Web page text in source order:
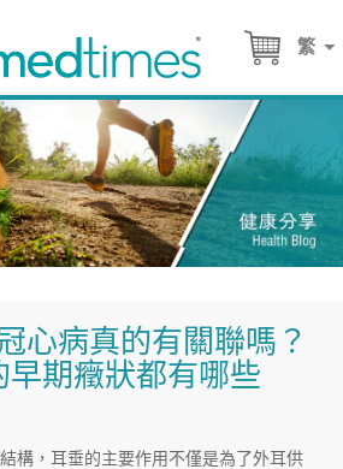
繁
心病真的有關聯嗎？
早期癥狀都有哪些
構，耳垂的主要作用不僅是為了外耳供